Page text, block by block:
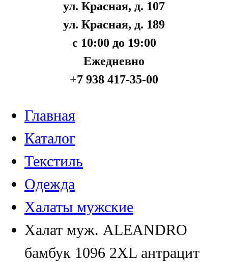
ул. Красная, д. 107
ул. Красная, д. 189
с 10:00 до 19:00
Ежедневно
+7 938 417-35-00
Главная
Каталог
Текстиль
Одежда
Халаты мужские
Халат муж. ALEANDRO
бамбук 1096 2XL антрацит